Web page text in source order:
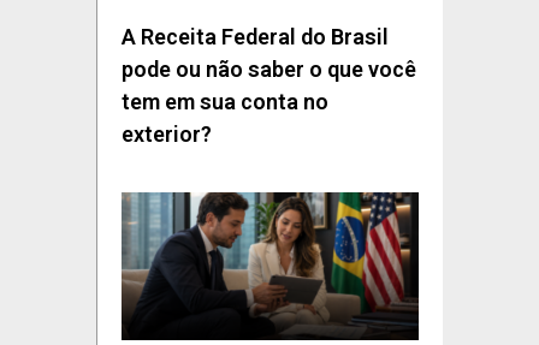
A Receita Federal do Brasil
pode ou não saber o que você
tem em sua conta no
exterior?